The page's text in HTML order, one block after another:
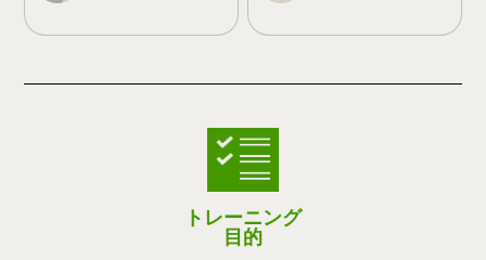
トレーニング
目的